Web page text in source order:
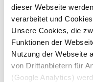
dieser Webseite
verarbeitet und
Unsere Cookies, die
Funktionen der
Nutzung der Webseite
von Drittanbietern für
(Google Analytics)
Besonders
zusätzlichen
Unsere
und
um